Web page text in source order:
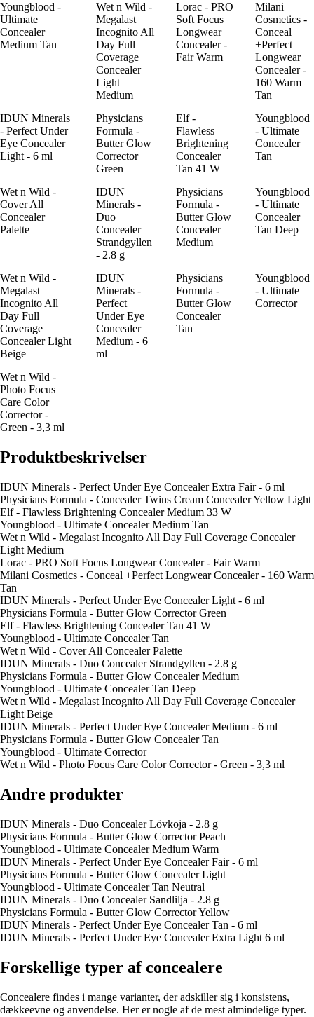
Youngblood -
Ultimate
Concealer
Medium Tan
Wet n Wild -
Megalast
Incognito All
Day Full
Coverage
Concealer
Light
Medium
Lorac - PRO
Soft Focus
Longwear
Concealer -
Fair Warm
Milani
Cosmetics -
Conceal
+Perfect
Longwear
Concealer -
160 Warm
Tan
IDUN Minerals
- Perfect Under
Eye Concealer
Light - 6 ml
Physicians
Formula -
Butter Glow
Corrector
Green
Elf -
Flawless
Brightening
Concealer
Tan 41 W
Youngblood
- Ultimate
Concealer
Tan
Wet n Wild -
Cover All
Concealer
Palette
IDUN
Minerals -
Duo
Concealer
Strandgyllen
- 2.8 g
Physicians
Formula -
Butter Glow
Concealer
Medium
Youngblood
- Ultimate
Concealer
Tan Deep
Wet n Wild -
Megalast
Incognito All
Day Full
Coverage
Concealer Light
Beige
IDUN
Minerals -
Perfect
Under Eye
Concealer
Medium - 6
ml
Physicians
Formula -
Butter Glow
Concealer
Tan
Youngblood
- Ultimate
Corrector
Wet n Wild -
Photo Focus
Care Color
Corrector -
Green - 3,3 ml
Produktbeskrivelser
IDUN Minerals - Perfect Under Eye Concealer Extra Fair - 6 ml
Physicians Formula - Concealer Twins Cream Concealer Yellow Light
Elf - Flawless Brightening Concealer Medium 33 W
Youngblood - Ultimate Concealer Medium Tan
Wet n Wild - Megalast Incognito All Day Full Coverage Concealer
Light Medium
Lorac - PRO Soft Focus Longwear Concealer - Fair Warm
Milani Cosmetics - Conceal +Perfect Longwear Concealer - 160 Warm
Tan
IDUN Minerals - Perfect Under Eye Concealer Light - 6 ml
Physicians Formula - Butter Glow Corrector Green
Elf - Flawless Brightening Concealer Tan 41 W
Youngblood - Ultimate Concealer Tan
Wet n Wild - Cover All Concealer Palette
IDUN Minerals - Duo Concealer Strandgyllen - 2.8 g
Physicians Formula - Butter Glow Concealer Medium
Youngblood - Ultimate Concealer Tan Deep
Wet n Wild - Megalast Incognito All Day Full Coverage Concealer
Light Beige
IDUN Minerals - Perfect Under Eye Concealer Medium - 6 ml
Physicians Formula - Butter Glow Concealer Tan
Youngblood - Ultimate Corrector
Wet n Wild - Photo Focus Care Color Corrector - Green - 3,3 ml
Andre produkter
IDUN Minerals - Duo Concealer Lövkoja - 2.8 g
Physicians Formula - Butter Glow Corrector Peach
Youngblood - Ultimate Concealer Medium Warm
IDUN Minerals - Perfect Under Eye Concealer Fair - 6 ml
Physicians Formula - Butter Glow Concealer Light
Youngblood - Ultimate Concealer Tan Neutral
IDUN Minerals - Duo Concealer Sandlilja - 2.8 g
Physicians Formula - Butter Glow Corrector Yellow
IDUN Minerals - Perfect Under Eye Concealer Tan - 6 ml
IDUN Minerals - Perfect Under Eye Concealer Extra Light 6 ml
Forskellige typer af concealere
Concealere findes i mange varianter, der adskiller sig i konsistens,
dækkeevne og anvendelse. Her er nogle af de mest almindelige typer.